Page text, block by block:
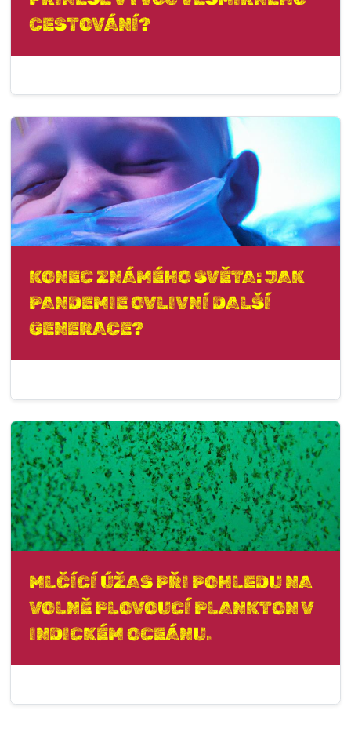
CESTOVÁNÍ?
KONEC ZNÁMÉHO SVĚTA: JAK
PANDEMIE OVLIVNÍ DALŠÍ
GENERACE?
MLČÍCÍ ÚŽAS PŘI POHLEDU NA
VOLNĚ PLOVOUCÍ PLANKTON V
INDICKÉM OCEÁNU.